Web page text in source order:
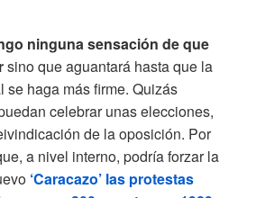
ninguna sensación de que
sino que aguantará hasta que la
se haga más firme. Quizás
celebrar unas elecciones,
de la oposición. Por
a nivel interno, podría forzar la
‘Caracazo’ las protestas